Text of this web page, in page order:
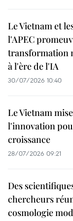
Le Vietnam et
l'APEC
transformation
à l'ère de l'IA
30/07/2026 10:40
Le Vietnam
l'innovation
croissance
28/07/2026 09:21
Des
chercheurs
cosmologie